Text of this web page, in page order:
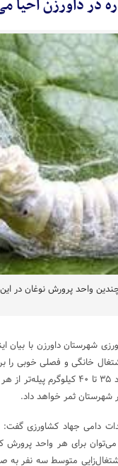
در داورزن احیا
واحد پرورش نوغان در
خانگی و فصلی خوبی را
شهرستان ثمر خواهد داد.
دامی جهاد کشاورزی
یک میلیون و ۲۰۰ هزار ریال، می‌توان
متوسط سه نفر